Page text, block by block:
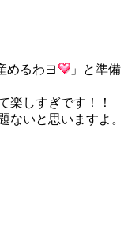
めるわヨ
」と準備
楽しすぎです！！
ないと思いますよ。